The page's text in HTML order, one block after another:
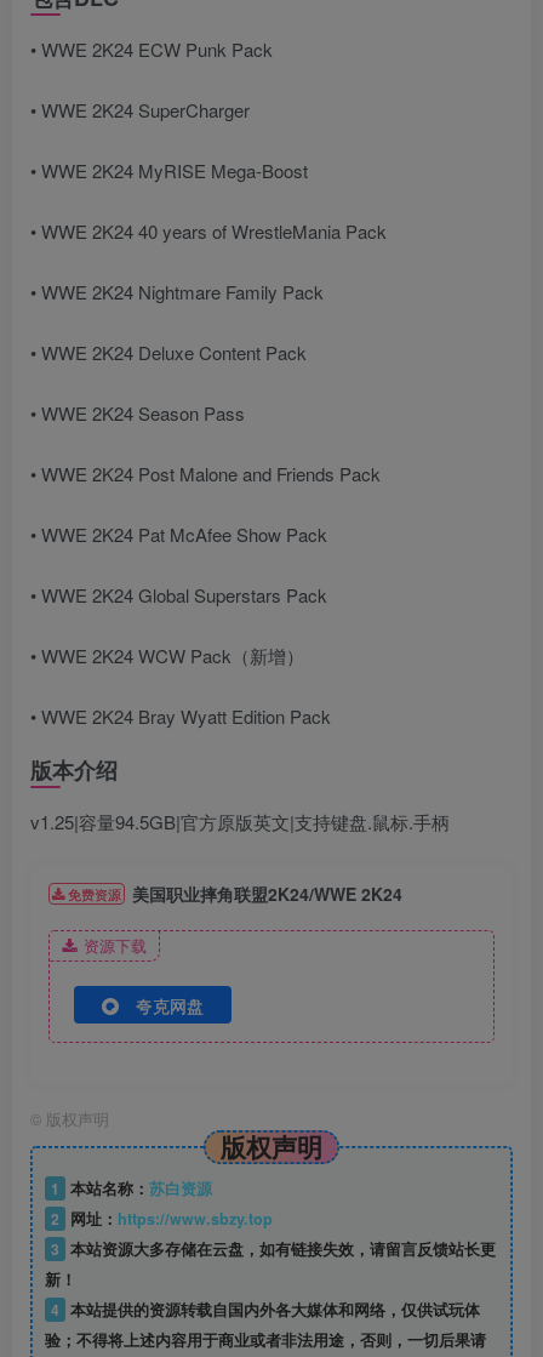
• WWE 2K24 ECW Punk Pack
• WWE 2K24 SuperCharger
• WWE 2K24 MyRISE Mega-Boost
• WWE 2K24 40 years of WrestleMania Pack
• WWE 2K24 Nightmare Family Pack
• WWE 2K24 Deluxe Content Pack
• WWE 2K24 Season Pass
• WWE 2K24 Post Malone and Friends Pack
• WWE 2K24 Pat McAfee Show Pack
• WWE 2K24 Global Superstars Pack
• WWE 2K24 WCW Pack（新增）
• WWE 2K24 Bray Wyatt Edition Pack
版本介绍
v1.25|容量94.5GB|官方原版英文|支持键盘.鼠标.手柄
免费资源 美国职业摔角联盟2K24/WWE 2K24
资源下载
夸克网盘
© 版权声明
版权声明
1 本站名称： 苏白资源
2
网址： https://www.sbzy.top
3 本站资源大多存储在云盘，如有链接失效，请留言反馈站长更
新！
4 本站提供的资源转载自国内外各大媒体和网络，仅供试玩体
验；不得将上述内容用于商业或者非法用途，否则，一切后果请